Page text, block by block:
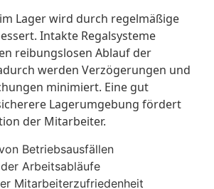
Lager wird durch regelmäßige
Intakte Regalsysteme
reibungslosen Ablauf der
werden Verzögerungen und
minimiert. Eine gut
Lagerumgebung fördert
der Mitarbeiter.
Betriebsausfällen
Arbeitsabläufe
Mitarbeiterzufriedenheit